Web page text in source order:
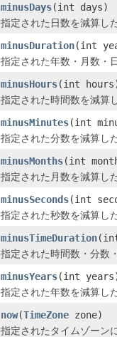
minusDays(int days)
指定された日数を減算し
minusDuration(int
指定された年数・月数・
minusHours(int
指定された時間数を減算
minusMinutes(int
指定された分数を減算し
minusMonths(int
指定された月数を減算し
minusSeconds(int
指定された秒数を減算し
minusTimeDuration
指定された時間数・分数
minusYears(int
指定された年数を減算し
now(TimeZone zone)
指定されたタイムゾーン